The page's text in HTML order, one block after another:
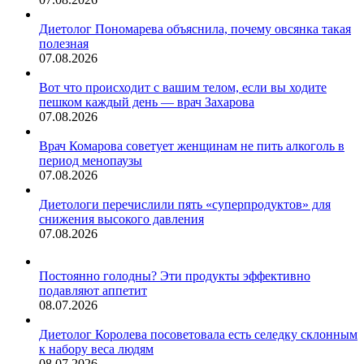
Диетолог Пономарева объяснила, почему овсянка такая
полезная
07.08.2026
Вот что происходит с вашим телом, если вы ходите
пешком каждый день — врач Захарова
07.08.2026
Врач Комарова советует женщинам не пить алкоголь в
период менопаузы
07.08.2026
Диетологи перечислили пять «суперпродуктов» для
снижения высокого давления
07.08.2026
Постоянно голодны? Эти продукты эффективно
подавляют аппетит
08.07.2026
Диетолог Королева посоветовала есть селедку склонным
к набору веса людям